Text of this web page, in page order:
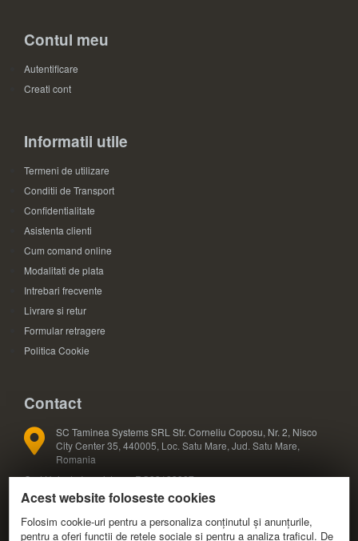
Contul meu
Autentificare
Creati cont
Informatii utile
Termeni de utilizare
Conditii de Transport
Confidentialitate
Asistenta clienti
Cum comand online
Modalitati de plata
Intrebari frecvente
Livrare si retur
Formular retragere
Politica Cookie
Contact
SC Taminea Systems SRL Str. Corneliu Coposu, Nr. 2, Nisco
City Center 35, 440005, Loc. Satu Mare, Jud. Satu Mare,
Romania
Cod Unic de Inregistrare: RO33133887
Registrul Comertului: J30/327/2014
COD CAEN: 4791
Acest website foloseste cookies
Folosim cookie-uri pentru a personaliza conținutul și anunțurile,
pentru a oferi funcții de rețele sociale și pentru a analiza traficul. De